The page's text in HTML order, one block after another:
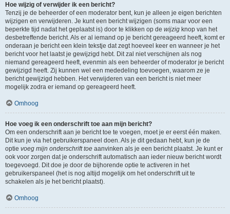
Hoe wijzig of verwijder ik een bericht?
Tenzij je de beheerder of een moderator bent, kun je alleen je eigen berichten
wijzigen en verwijderen. Je kunt een bericht wijzigen (soms maar voor een
beperkte tijd nadat het geplaatst is) door te klikken op de wijzig knop van het
desbetreffende bericht. Als er al iemand op je bericht gereageerd heeft, komt er
onderaan je bericht een klein tekstje dat zegt hoeveel keer en wanneer je het
bericht voor het laatst je gewijzigd hebt. Dit zal niet verschijnen als nog
niemand gereageerd heeft, evenmin als een beheerder of moderator je bericht
gewijzigd heeft. Zij kunnen wel een mededeling toevoegen, waarom ze je
bericht gewijzigd hebben. Het verwijderen van een bericht is niet meer
mogelijk zodra er iemand op gereageerd heeft.
Omhoog
Hoe voeg ik een onderschrift toe aan mijn bericht?
Om een onderschrift aan je bericht toe te voegen, moet je er eerst één maken.
Dit kun je via het gebruikerspaneel doen. Als je dit gedaan hebt, kun je de
optie voeg mijn onderschrift toe aanvinken als je een bericht plaatst. Je kunt er
ook voor zorgen dat je onderschrift automatisch aan ieder nieuw bericht wordt
toegevoegd. Dit doe je door de bijhorende optie te activeren in het
gebruikerspaneel (het is nog altijd mogelijk om het onderschrift uit te
schakelen als je het bericht plaatst).
Omhoog